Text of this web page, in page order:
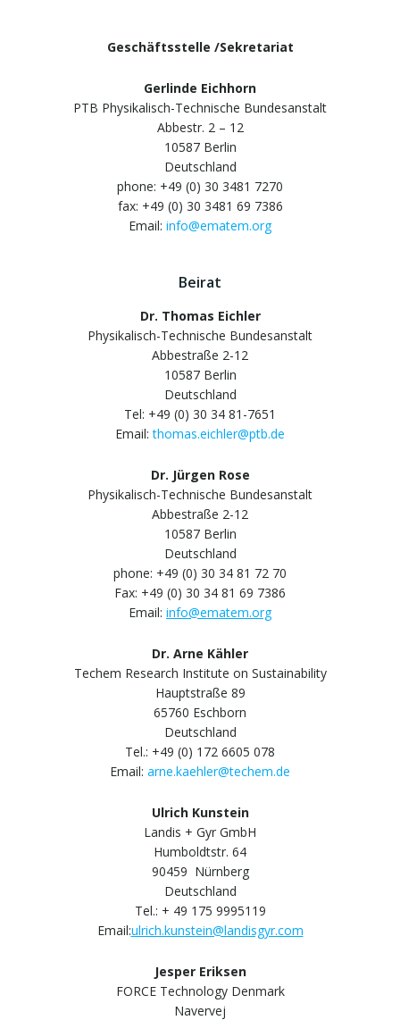
Geschäftsstelle /Sekretariat
Gerlinde Eichhorn
PTB Physikalisch-Technische Bundesanstalt
Abbestr. 2 – 12
10587 Berlin
Deutschland
phone: +49 (0) 30 3481 7270
fax: +49 (0) 30 3481 69 7386
Email: info@ematem.org
Beirat
Dr. Thomas Eichler
Physikalisch-Technische Bundesanstalt
Abbestraße 2-12
10587 Berlin
Deutschland
Tel: +49 (0) 30 34 81-7651
Email:thomas.eichler@ptb.de
Dr. Jürgen Rose
Physikalisch-Technische Bundesanstalt
Abbestraße 2-12
10587 Berlin
Deutschland
phone: +49 (0) 30 34 81 72 70
Fax: +49 (0) 30 34 81 69 7386
Email: info@ematem.org
Dr. Arne Kähler
Techem Research Institute on Sustainability
Hauptstraße 89
65760 Eschborn
Deutschland
Tel.: +49 (0) 172 6605 078
Email: arne.kaehler@techem.de
Ulrich Kunstein
Landis + Gyr GmbH
Humboldtstr. 64
90459 Nürnberg
Deutschland
Tel.: + 49 175 9995119
Email:ulrich.kunstein@landisgyr.com
Jesper Eriksen
FORCE Technology Denmark
Navervej